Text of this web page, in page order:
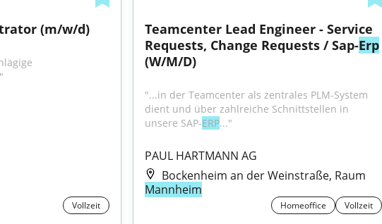
(m/w/d)
Vollzeit
Teamcenter Lead Engineer - Service
Requests, Change Requests / Sap-Erp
(W/M/D)
"...in der Teamcenter als zentrales PLM-System
dient und über zahlreiche Schnittstellen in
unsere SAP-ERP..."
PAUL HARTMANN AG
Bockenheim an der Weinstraße, Raum
Mannheim
Homeoffice Vollzeit